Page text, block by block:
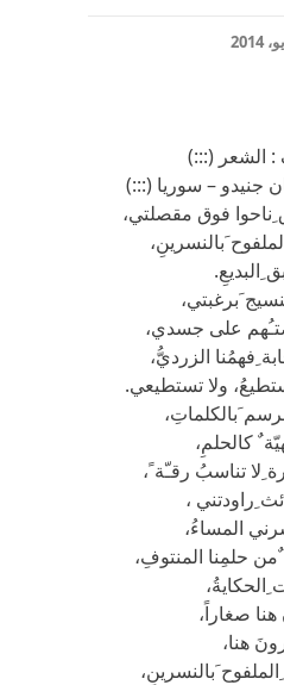
: الشعر (:::)
جنيدو – سوريا (:::)
فوق مقصلتي،
َبالنسرينِ،
ِالبديعِ.
َبرغبتي،
على جسدي،
ِفهمُنا الزرديُّ،
ولا تستطيعي.
َبالكلماتِ،
كالحلمِ،
ِلا تناسبُ رقـّة ً،
ِراودتني ،
المساءُ،
حلمِنا المنتوفِ،
ِالحكايةُ،
صغاراً،
هنا،
َبالنسرينِ،